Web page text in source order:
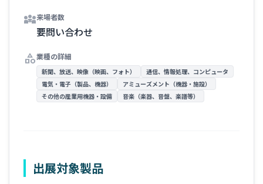
diversity_3来場者数
要問い合わせ
category業種の詳細
新聞、放送、映像（映画、フォト）
通信、情報処理、コンピュータ
電気・電子（製品、機器）
アミューズメント（機器・施設）
その他の産業用機器・設備
音楽（楽器、音盤、楽譜等）
出展対象製品